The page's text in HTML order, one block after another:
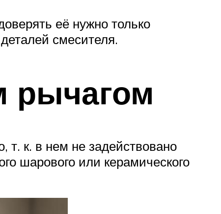
её нужно только
смесителя.
рычагом
т. к. в нем не задействовано
шарового или керамического